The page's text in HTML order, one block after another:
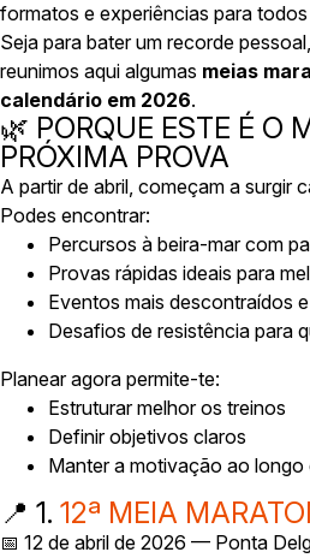
formatos e experiências para
Seja para bater um recorde
reunimos aqui algumas meias
calendário em 2026.
🌿 PORQUE ESTE É O
PRÓXIMA PROVA
A partir de abril, começam a surgir
Podes encontrar:
Percursos à beira-mar com
Provas rápidas ideais para
Eventos mais descontraídos
Desafios de resistência para
Planear agora permite-te:
Estruturar melhor os treinos
Definir objetivos claros
Manter a motivação ao longo
📍 1. 12ª MEIA
📅 12 de abril de 2026 — Ponta